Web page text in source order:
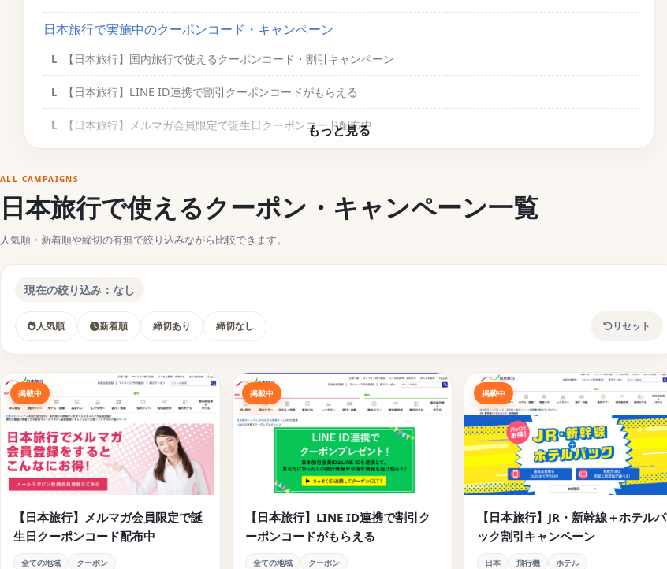
日本旅行で実施中のクーポンコード・キャンペーン
【日本旅行】国内旅行で使えるクーポンコード・割引キャンペーン
【日本旅行】LINE ID連携で割引クーポンコードがもらえる
【日本旅行】メルマガ会員限定で誕生日クーポンコード配布中
【日本旅行】モニター割引キャンペーンツアー
【締切済】日本旅行で過去に実施していたクーポンコード・キャンペーン
【日本旅行】宿泊プランがお得になる割引クーポンキャンペーン2025
【日本旅行】北陸（福井・石川・富山）キャンペーン
【日本旅行】佐賀県で使えるさが旅キャンペーン
【関連】旅行で使えるクーポンコードまとめ
ホテル予約サイトに使えるお得な旅行クーポンコード
アクティビティ予約に使えるお得な旅行クーポンコード
パッケージツアーとホテル予約サイトに使えるお得な旅行クーポンコード
航空券予約に使えるお得な旅行クーポンコード
ALL CAMPAIGNS
日本旅行で使えるクーポン・キャンペーン一覧
人気順・新着順や締切の有無で絞り込みながら比較できます。
現在の絞り込み：なし
人気順 新着順 締切あり 締切なし リセット
掲載中
【日本旅行】メルマガ会員限定で誕
生日クーポンコード配布中
全ての地域 クーポン
掲載中
【日本旅行】LINE ID連携で割引ク
ーポンコードがもらえる
全ての地域 クーポン
掲載中
【日本旅行】JR・新幹線＋ホテルパ
ック割引キャンペーン
日本 飛行機 ホテル